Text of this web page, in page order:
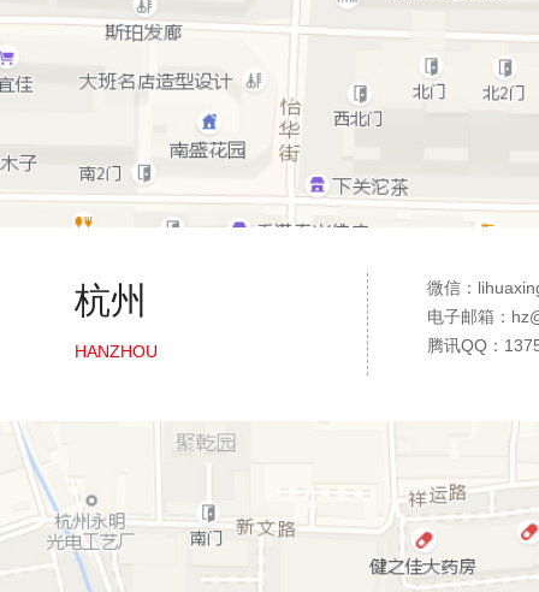
杭州
HANZHOU
微信：
电子邮箱：
腾讯QQ：